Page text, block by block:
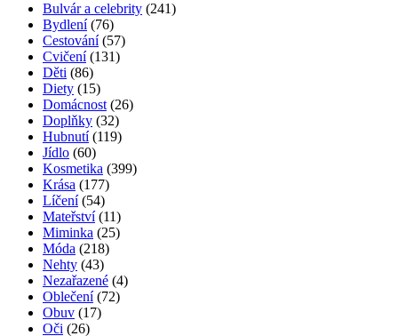
Bulvár a celebrity (241)
Bydlení(76)
Cestování(57)
Cvičení(131)
Děti (86)
Diety (15)
Domácnost (26)
Doplňky (32)
Hubnutí(119)
Jídlo (60)
Kosmetika (399)
Krása (177)
Líčení(54)
Mateřství(11)
Miminka (25)
Móda (218)
Nehty (43)
Nezařazené (4)
Oblečení(72)
Obuv (17)
Oči (26)